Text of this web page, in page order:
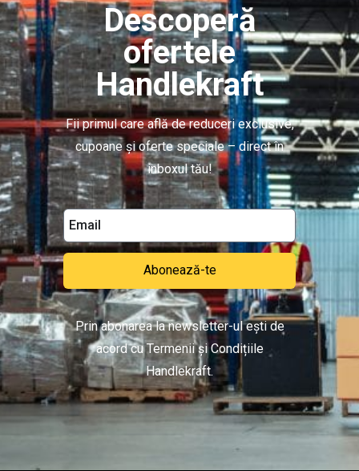
Descoperă
ofertele
Handlekraft
Fii primul care află de reduceri exclusive,
cupoane și oferte speciale – direct în
inboxul tău!
Abonează-te
Prin abonarea la newsletter-ul ești de
acord cu Termenii și Condițiile
Handlekraft.